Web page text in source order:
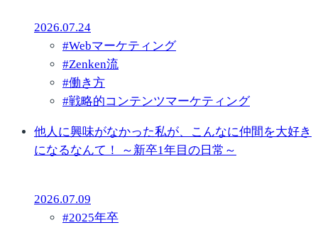
2026.07.24
#Webマーケティング
#Zenken流
#働き方
#戦略的コンテンツマーケティング
他人に興味がなかった私が、こんなに仲間を大好き
になるなんて！ ～新卒1年目の日常～
2026.07.09
#2025年卒